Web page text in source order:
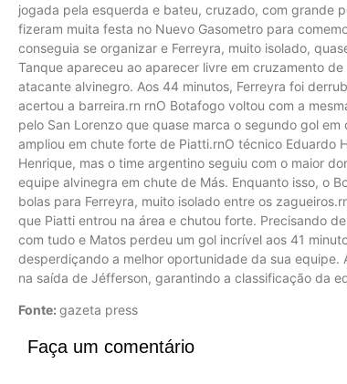
jogada pela esquerda e bateu, cruzado, com grande
fizeram muita festa no Nuevo Gasometro para
conseguia se organizar e Ferreyra, muito isolado,
Tanque apareceu ao aparecer livre em cruzamento
atacante alvinegro. Aos 44 minutos, Ferreyra foi
acertou a barreira.rn rnO Botafogo voltou com a
pelo San Lorenzo que quase marca o segundo gol
ampliou em chute forte de Piatti.rnO técnico Eduardo
Henrique, mas o time argentino seguiu com o maior
equipe alvinegra em chute de Más. Enquanto isso, o
bolas para Ferreyra, muito isolado entre os
que Piatti entrou na área e chutou forte. Precisando
com tudo e Matos perdeu um gol incrível aos 41
desperdiçando a melhor oportunidade da sua
na saída de Jéfferson, garantindo a classificação da
Fonte: gazeta press
Faça um comentário